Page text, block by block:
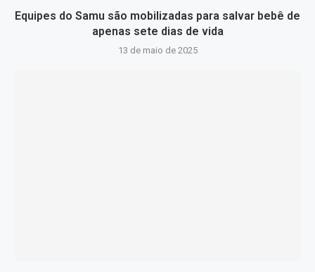
Equipes do Samu são mobilizadas para salvar bebê de
apenas sete dias de vida
13 de maio de 2025